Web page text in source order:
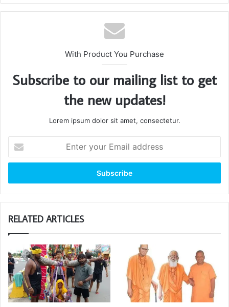
With Product You Purchase
Subscribe to our mailing list to get
the new updates!
Lorem ipsum dolor sit amet, consectetur.
your
Email
RELATED ARTICLES